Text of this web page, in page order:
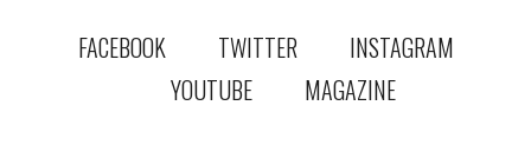
FACEBOOK TWITTER
INSTAGRAM
YOUTUBE
MAGAZINE